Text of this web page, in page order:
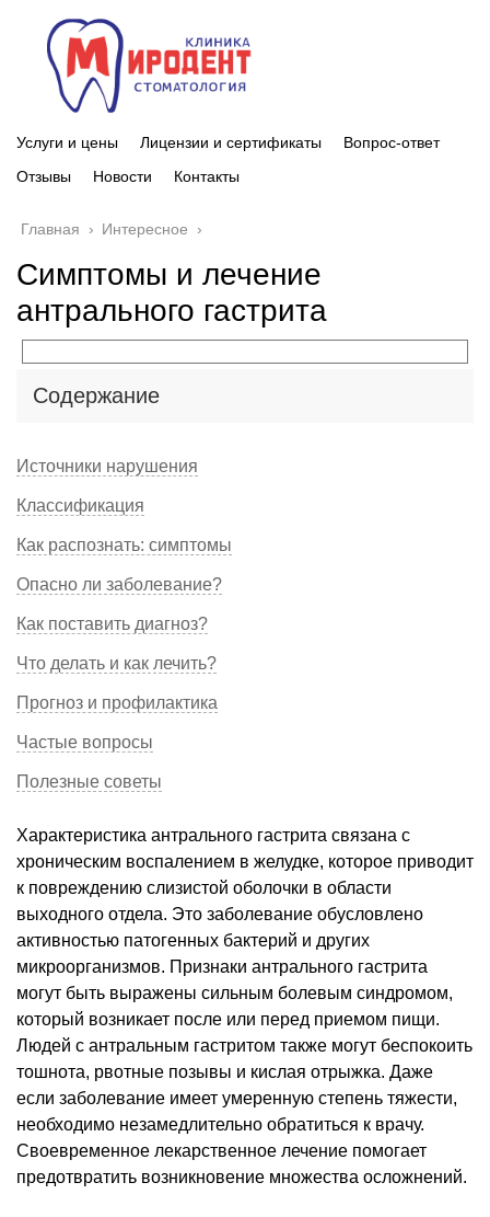
Услуги и цены Лицензии и сертификаты
Вопрос-ответ
Отзывы
Новости Контакты
Главная › Интересное ›
Симптомы и лечение
антрального гастрита
Содержание
Источники нарушения
Классификация
Как распознать: симптомы
Опасно ли заболевание?
Как поставить диагноз?
Что делать и как лечить?
Прогноз и профилактика
Частые вопросы
Полезные советы
Характеристика антрального гастрита связана с
хроническим воспалением в желудке, которое приводит
к повреждению слизистой оболочки в области
выходного отдела. Это заболевание обусловлено
активностью патогенных бактерий и других
микроорганизмов. Признаки антрального гастрита
могут быть выражены сильным болевым синдромом,
который возникает после или перед приемом пищи.
Людей с антральным гастритом также могут беспокоить
тошнота, рвотные позывы и кислая отрыжка. Даже
если заболевание имеет умеренную степень тяжести,
необходимо незамедлительно обратиться к врачу.
Своевременное лекарственное лечение помогает
предотвратить возникновение множества осложнений.